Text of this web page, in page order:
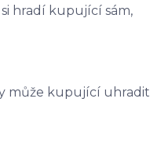
hradí kupující sám,
může kupující uhradit